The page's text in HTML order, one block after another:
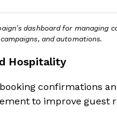
dashboard for managing
campaigns, and automations.
Hospitality
confirmations
to improve guest